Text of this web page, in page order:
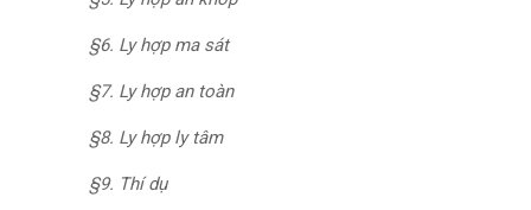
§6. Ly hợp ma sát
§7. Ly hợp an toàn
§8. Ly hợp ly tâm
§9. Thí dụ